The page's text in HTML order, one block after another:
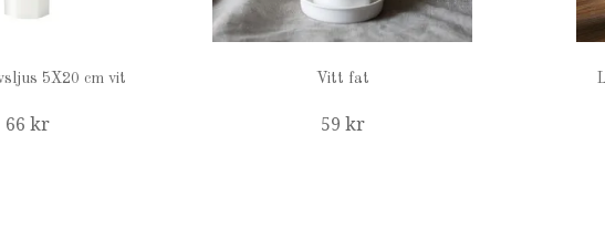
5X20 cm vit
66 kr
Vitt fat
59 kr